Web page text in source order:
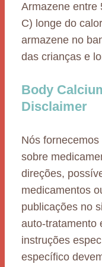
Armazene entre
C) longe do
armazene no
das crianças e
Body
Disclaimer
Nós
sobre
direções,
medicamentos
publicações no
auto-tratamento
instruções
específico